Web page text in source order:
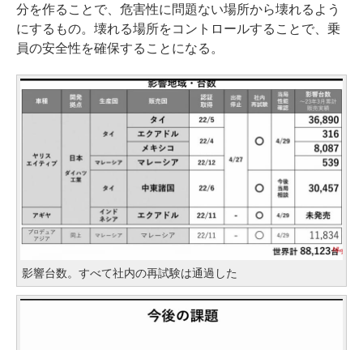
分を作ることで、危害性に問題ない場所から壊れるよう
にするもの。壊れる場所をコントロールすることで、乗
員の安全性を確保することになる。
影響台数。すべて社内の再試験は通過した